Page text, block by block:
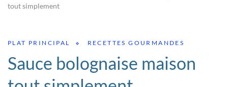
tout simplement
PLAT PRINCIPAL RECETTES GOURMANDES
Sauce bolognaise maison